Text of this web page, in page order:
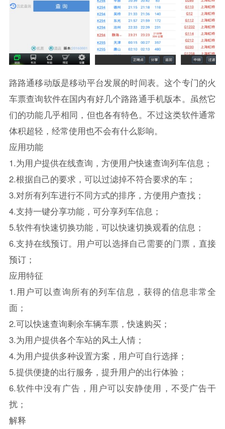
路路通移动版是移动平台发展的时间表。这个专门的火
车票查询软件在国内有好几个路路通手机版本。虽然它
们的功能几乎相同，但也各有特色。不过这类软件通常
体积超轻，经常使用也不会有什么影响。
应用功能
1.为用户提供在线查询，方便用户快速查询列车信息；
2.根据自己的要求，可以过滤掉不符合要求的车；
3.对所有列车进行不同方式的排序，方便用户查找；
4.支持一键分享功能，可分享列车信息；
5.软件有快速切换功能，可以快速切换观看的信息；
6.支持在线预订。用户可以选择自己需要的门票，直接
预订；
应用特征
1.用户可以查询所有的列车信息，获得的信息非常全
面；
2.可以快速查询剩余车辆车票，快速购买；
3.为用户提供各个车站的风土人情；
4.为用户提供多种设置方案，用户可自行选择；
5.提供便捷的出行服务，提升用户的出行体验；
6.软件中没有广告，用户可以安静使用，不受广告干
扰；
解释